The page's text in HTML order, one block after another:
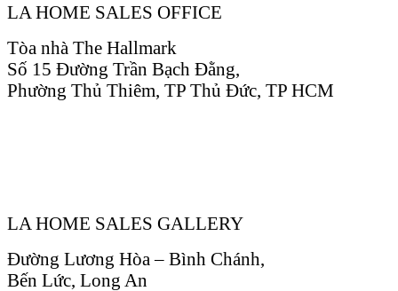
LA HOME SALES OFFICE
Tòa nhà The Hallmark
Số 15 Đường Trần Bạch Đằng,
Phường Thủ Thiêm, TP Thủ Đức, TP HCM
LA HOME SALES GALLERY
Đường Lương Hòa – Bình Chánh,
Bến Lức, Long An